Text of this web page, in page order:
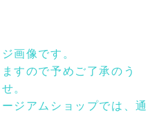
画像です。
ので予めご了承のう
。
ジアムショップでは、通